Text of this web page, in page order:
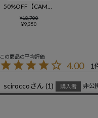
50%OFF【CAMBIO(カンビオ)】Japanese Fabricケーブルキルティングテーパードイージーパンツ(CAM-3461AGS4)
¥18,700
¥9,350
4.00 1
scirocco 1 購入者
非公